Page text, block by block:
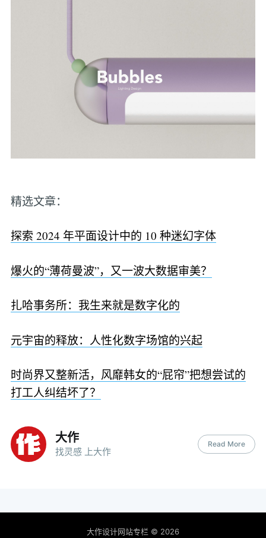
精选文章：
探索 2024 年平面设计中的 10 种迷幻字体
爆火的“薄荷曼波”，又一波大数据审美？
扎哈事务所：我生来就是数字化的
元宇宙的释放：人性化数字场馆的兴起
时尚界又整新活，风靡韩女的“屁帘”把想尝试的
打工人纠结坏了？
大作
找灵感 上大作
Read More
大作设计网站专栏 © 2026